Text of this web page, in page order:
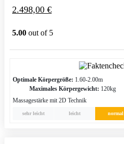
2.498,00 €
5.00 out of 5
Optimale Körpergröße: 1.60-2.00m
Maximales Körpergewicht: 120kg
Massagestärke mit 2D Technik
sehr leicht leicht normal